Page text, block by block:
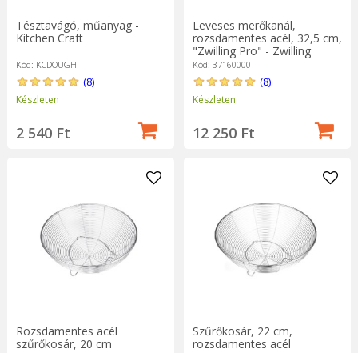
Tésztavágó, műanyag -
Kitchen Craft
Kód: KCDOUGH
(8)
Készleten
2 540 Ft
Leveses merőkanál,
rozsdamentes acél, 32,5 cm,
"Zwilling Pro" - Zwilling
Kód: 37160000
(8)
Készleten
12 250 Ft
Rozsdamentes acél
szűrőkosár, 20 cm
Szűrőkosár, 22 cm,
rozsdamentes acél